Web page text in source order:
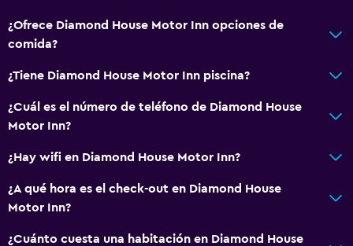
¿Ofrece Diamond House Motor Inn opciones de
comida?
¿Tiene Diamond House Motor Inn piscina?
¿Cuál es el número de teléfono de Diamond House
Motor Inn?
¿Hay wifi en Diamond House Motor Inn?
¿A qué hora es el check-out en Diamond House
Motor Inn?
¿Cuánto cuesta una habitación en Diamond House